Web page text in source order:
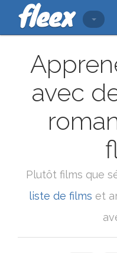
avec
Plutôt films que
liste de films et